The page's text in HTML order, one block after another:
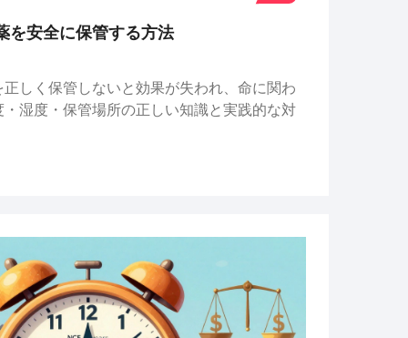
を安全に保管する方法
しく保管しないと効果が失われ、命に関わ
湿度・保管場所の正しい知識と実践的な対